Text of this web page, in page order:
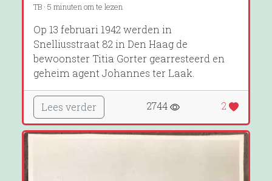
TB · 5 minuten om te lezen
Op 13 februari 1942 werden in
Snelliusstraat 82 in Den Haag de
bewoonster Titia Gorter gearresteerd en
geheim agent Johannes ter Laak.
Lees verder 2744 2